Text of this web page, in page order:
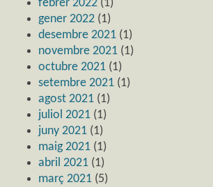
febrer 2022 (1)
gener 2022 (1)
desembre 2021 (1)
novembre 2021 (1)
octubre 2021 (1)
setembre 2021 (1)
agost 2021 (1)
juliol 2021 (1)
juny 2021 (1)
maig 2021 (1)
abril 2021 (1)
març 2021 (5)